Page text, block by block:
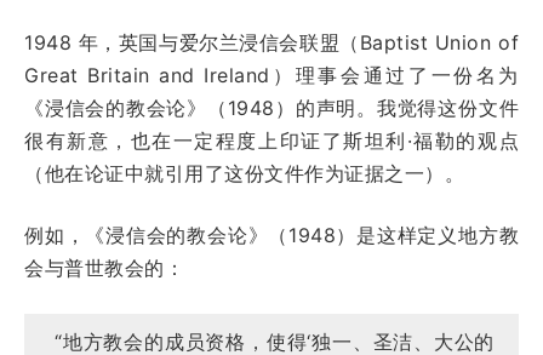
1948 年，英国与爱尔兰浸信会联盟（Baptist Union of
Great Britain and Ireland）理事会通过了一份名为
《浸信会的教会论》（1948）的声明。我觉得这份文件
很有新意，也在一定程度上印证了斯坦利·福勒的观点
（他在论证中就引用了这份文件作为证据之一）。
例如，《浸信会的教会论》（1948）是这样定义地方教
会与普世教会的：
“地方教会的成员资格，使得‘独一、圣洁、大公的